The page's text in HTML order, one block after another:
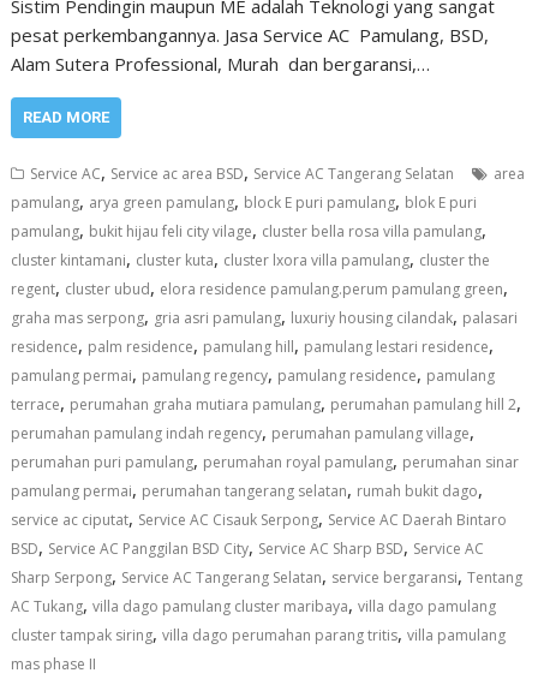
Sistim Pendingin maupun ME adalah Teknologi yang sangat
pesat perkembangannya. Jasa Service AC Pamulang, BSD,
Alam Sutera Professional, Murah dan bergaransi,…
READ MORE
Service AC, Service ac area BSD, Service AC Tangerang Selatan
area
pamulang, arya green pamulang, block E puri pamulang, blok E puri
pamulang, bukit hijau feli city vilage, cluster bella rosa villa pamulang,
cluster kintamani, cluster kuta, cluster lxora villa pamulang, cluster the
regent, cluster ubud, elora residence pamulang.perum pamulang green,
graha mas serpong, gria asri pamulang, luxuriy housing cilandak, palasari
residence, palm residence, pamulang hill, pamulang lestari residence,
pamulang permai, pamulang regency, pamulang residence, pamulang
terrace, perumahan graha mutiara pamulang, perumahan pamulang hill 2,
perumahan pamulang indah regency, perumahan pamulang village,
perumahan puri pamulang, perumahan royal pamulang, perumahan sinar
pamulang permai, perumahan tangerang selatan, rumah bukit dago,
service ac ciputat, Service AC Cisauk Serpong, Service AC Daerah Bintaro
BSD, Service AC Panggilan BSD City, Service AC Sharp BSD, Service AC
Sharp Serpong, Service AC Tangerang Selatan, service bergaransi,Tentang
AC Tukang,villa dago pamulang cluster maribaya,villa dago pamulang
cluster tampak siring,villa dago perumahan parang tritis,villa pamulang
mas phase II